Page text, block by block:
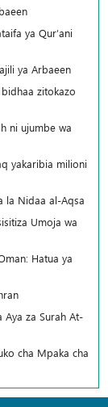
ya Qur’ani
ya Arbaeen
zitokazo
ni ujumbe wa
yakaribia milioni
la Nidaa al-Aqsa
Umoja wa
Hatua ya
Aya za Surah At-
cha Mpaka cha